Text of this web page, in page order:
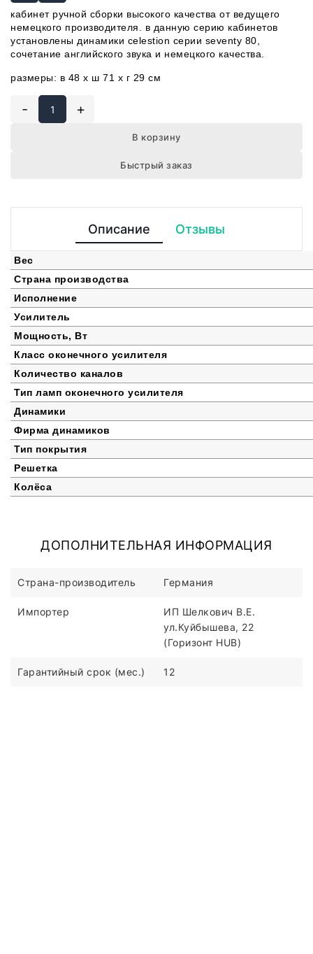
кабинет ручной сборки высокого качества от ведущего
немецкого производителя. в данную серию кабинетов
установлены динамики celestion серии seventy 80,
сочетание английского звука и немецкого качества.
размеры: в 48 x ш 71 x г 29 см
- +
В корзину
Быстрый заказ
Описание Отзывы
Вес
Страна производства
Исполнение
Усилитель
Мощность, Вт
Класс оконечного усилителя
Количество каналов
Тип ламп оконечного усилителя
Динамики
Фирма динамиков
Тип покрытия
Решетка
Колёса
ДОПОЛНИТЕЛЬНАЯ ИНФОРМАЦИЯ
Страна-производитель Германия
Импортер
ИП Шелкович В.Е.
ул.Куйбышева, 22
(Горизонт HUB)
Гарантийный срок (мес.) 12